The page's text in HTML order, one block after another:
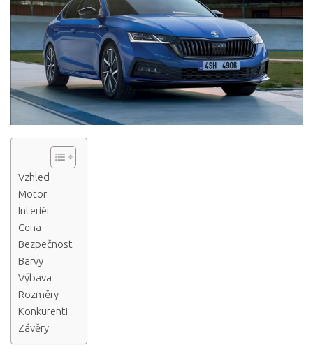
Vzhled
Motor
Interiér
Cena
Bezpečnost
Barvy
Výbava
Rozměry
Konkurenti
Závěry